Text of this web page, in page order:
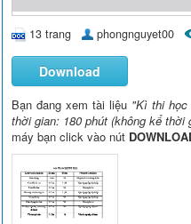
13 trang phongnguyet00
Download
Bạn đang xem tài liệu "Kì thi
thời gian: 180 phút (không kể thời
máy bạn click vào nút